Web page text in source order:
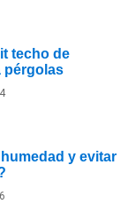
techo de
pérgolas
y evitar